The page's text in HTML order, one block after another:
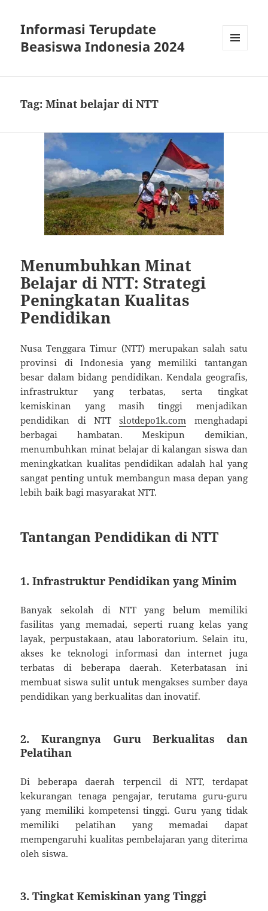
Informasi Terupdate
Beasiswa Indonesia 2024
Tag:Minat belajar di NTT
Menumbuhkan Minat
Belajar di NTT: Strategi
Peningkatan Kualitas
Pendidikan
Nusa Tenggara Timur (NTT) merupakan salah satu
provinsi di Indonesia yang memiliki tantangan
besar dalam bidang pendidikan. Kendala geografis,
infrastruktur yang terbatas, serta tingkat
kemiskinan yang masih tinggi menjadikan
pendidikan di NTTslotdepo1k.com menghadapi
berbagai hambatan. Meskipun demikian,
menumbuhkan minat belajar di kalangan siswa dan
meningkatkan kualitas pendidikan adalah hal yang
sangat penting untuk membangun masa depan yang
lebih baik bagi masyarakat NTT.
Tantangan Pendidikan di NTT
1. Infrastruktur Pendidikan yang Minim
Banyak sekolah di NTT yang belum memiliki
fasilitas yang memadai, seperti ruang kelas yang
layak, perpustakaan, atau laboratorium. Selain itu,
akses ke teknologi informasi dan internet juga
terbatas di beberapa daerah. Keterbatasan ini
membuat siswa sulit untuk mengakses sumber daya
pendidikan yang berkualitas dan inovatif.
2. Kurangnya Guru Berkualitas dan
Pelatihan
Di beberapa daerah terpencil di NTT, terdapat
kekurangan tenaga pengajar, terutama guru-guru
yang memiliki kompetensi tinggi. Guru yang tidak
memiliki pelatihan yang memadai dapat
mempengaruhi kualitas pembelajaran yang diterima
oleh siswa.
3. Tingkat Kemiskinan yang Tinggi